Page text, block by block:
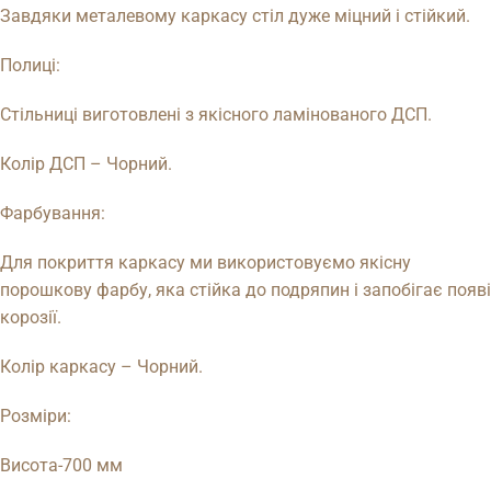
Завдяки металевому каркасу стіл дуже міцний і стійкий.
Полиці:
Стільниці виготовлені з якісного ламінованого ДСП.
Колір ДСП – Чорний.
Фарбування:
Для покриття каркасу ми використовуємо якісну
порошкову фарбу, яка стійка до подряпин і запобігає появі
корозії.
Колір каркасу – Чорний.
Розміри:
Висота-700 мм